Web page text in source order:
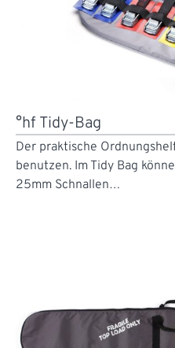
°hf Tidy-Bag
Der praktische
benutzen. Im Tidy Bag
25mm Schnallen…